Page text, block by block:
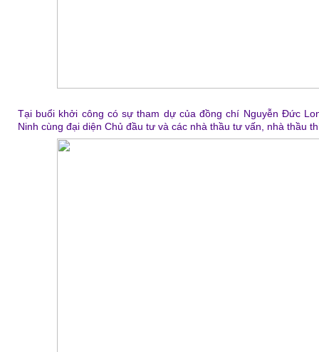
Tại buổi khởi công có sự tham dự của đồng chí Nguyễn Đức
Ninh cùng đại diện Chủ đầu tư và các nhà thầu tư vấn, nhà thầu